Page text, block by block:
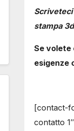
stampa 3d
Se volete
esigenze
[contact-
contatto